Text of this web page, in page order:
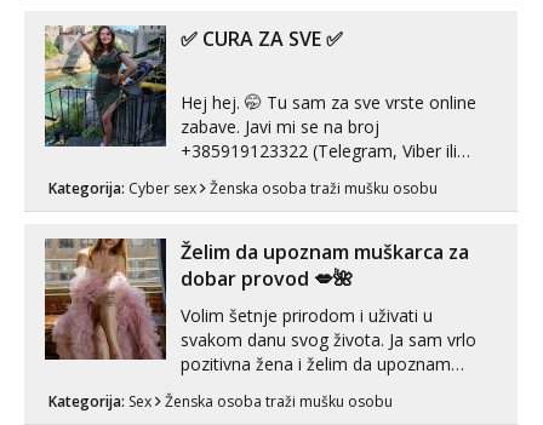
kombinacije halteri, haljine, štikle,
✅ CURA ZA SVE ✅
Hej hej. 🤭 Tu sam za sve vrste online
zabave. Javi mi se na broj
+385919123322 (Telegram, Viber ili
Whatsapp). 🤙 NE javljaj se na uzivo.
Hvala.
Kategorija: Cyber sex Ženska osoba traži mušku osobu
Želim da upoznam muškarca za
dobar provod 💋🌺
Volim šetnje prirodom i uživati u
svakom danu svog života. Ja sam vrlo
pozitivna žena i želim da upoznam
može i nešto više.💋🌺 Klikni na link
Kategorija: Sex Ženska osoba traži mušku osobu